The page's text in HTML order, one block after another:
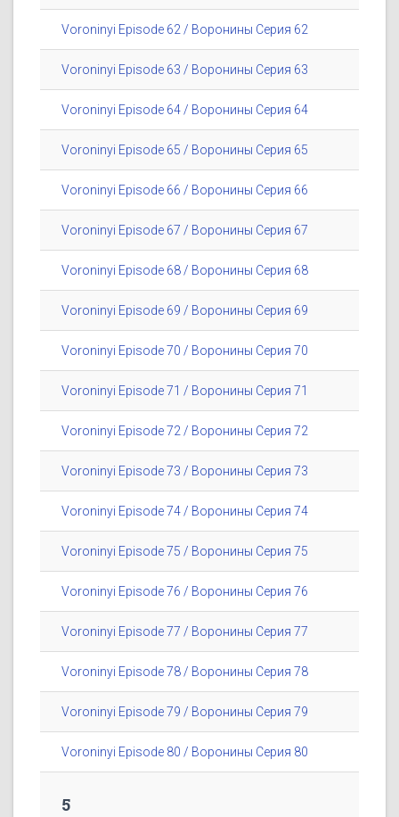
Voroninyi Episode 62 / Воронины Серия 62
Voroninyi Episode 63 / Воронины Серия 63
Voroninyi Episode 64 / Воронины Серия 64
Voroninyi Episode 65 / Воронины Серия 65
Voroninyi Episode 66 / Воронины Серия 66
Voroninyi Episode 67 / Воронины Серия 67
Voroninyi Episode 68 / Воронины Серия 68
Voroninyi Episode 69 / Воронины Серия 69
Voroninyi Episode 70 / Воронины Серия 70
Voroninyi Episode 71 / Воронины Серия 71
Voroninyi Episode 72 / Воронины Серия 72
Voroninyi Episode 73 / Воронины Серия 73
Voroninyi Episode 74 / Воронины Серия 74
Voroninyi Episode 75 / Воронины Серия 75
Voroninyi Episode 76 / Воронины Серия 76
Voroninyi Episode 77 / Воронины Серия 77
Voroninyi Episode 78 / Воронины Серия 78
Voroninyi Episode 79 / Воронины Серия 79
Voroninyi Episode 80 / Воронины Серия 80
5